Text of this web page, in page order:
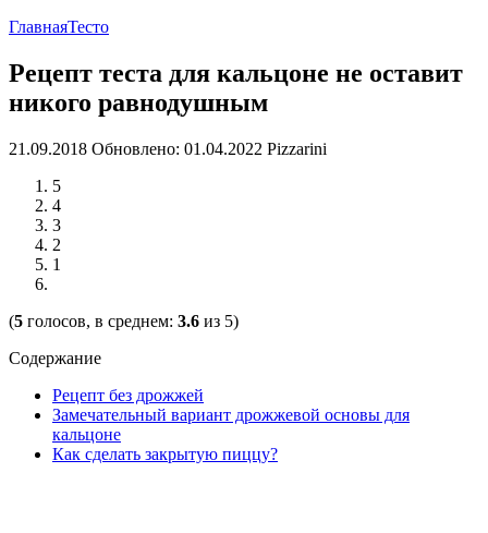
ГлавнаяТесто
Рецепт теста для кальцоне не оставит
никого равнодушным
21.09.2018 Обновлено: 01.04.2022 Pizzarini
5
4
3
2
1
(5 голосов, в среднем: 3.6 из 5)
Содержание
Рецепт без дрожжей
Замечательный вариант дрожжевой основы для
кальцоне
Как сделать закрытую пиццу?